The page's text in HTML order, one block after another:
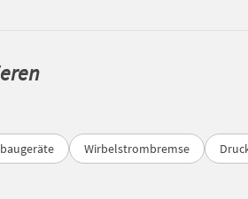
Wirbelstrombremse